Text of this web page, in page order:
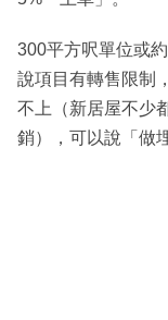
300平方呎單位或
說項目有轉售限制
不上（新居屋不少
銷），可以說「做